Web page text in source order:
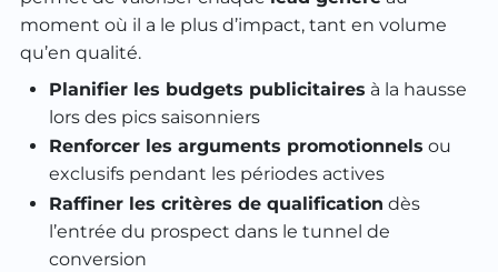
moment où il a le plus d’impact, tant en volume
qu’en qualité.
Planifier les budgets publicitaires à la hausse
lors des pics saisonniers
Renforcer les arguments promotionnels ou
exclusifs pendant les périodes actives
Raffiner les critères de qualification dès
l’entrée du prospect dans le tunnel de
conversion